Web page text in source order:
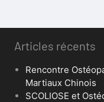
Articles récents
Rencontre
Martiaux Chinois
SCOLIOSE et